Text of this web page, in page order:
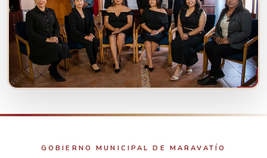
CONOCE A TUS REPRESENTANTES
Ver integrantes
GOBIERNO MUNICIPAL DE MARAVATÍO